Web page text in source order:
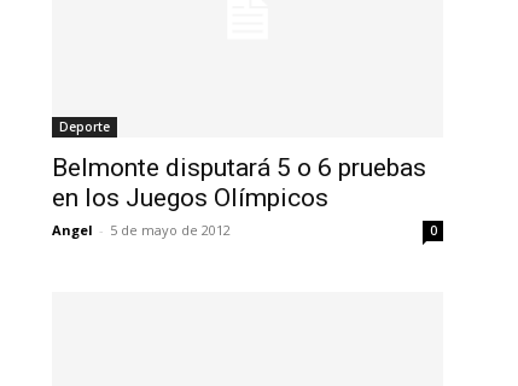
Deporte
Belmonte disputará 5 o 6 pruebas
en los Juegos Olímpicos
Angel - 5 de mayo de 2012 0